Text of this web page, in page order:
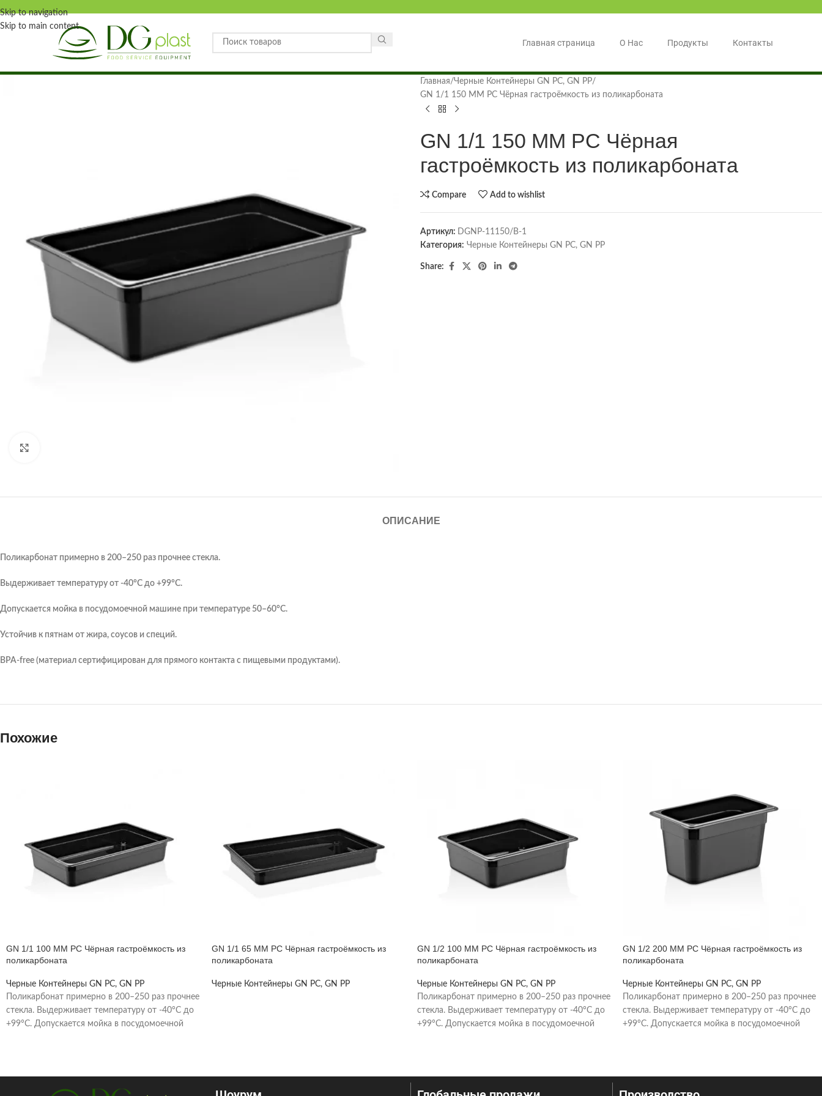
Skip to navigation
Skip to main content
Главная страница О Нас Продукты Контакты
Главная Черные Контейнеры GN PC, GN PP
GN 1/1 150 MM PC Чёрная гастроёмкость из поликарбоната
GN 1/1 150 MM PC Чёрная
гастроёмкость из поликарбоната
Compare Add to wishlist
Артикул: DGNP-11150/B-1
Категория: Черные Контейнеры GN PC, GN PP
Share:
ОПИСАНИЕ
Поликарбонат примерно в 200–250 раз прочнее стекла.
Выдерживает температуру от -40°C до +99°C.
Допускается мойка в посудомоечной машине при температуре 50–60°C.
Устойчив к пятнам от жира, соусов и специй.
BPA-free (материал сертифицирован для прямого контакта с пищевыми продуктами).
Похожие
GN 1/1 100 MM PC Чёрная гастроёмкость из
поликарбоната
Черные Контейнеры GN PC, GN PP
Поликарбонат примерно в 200–250 раз прочнее
стекла. Выдерживает температуру от -40°C до
+99°C. Допускается мойка в посудомоечной
GN 1/1 65 MM PC Чёрная гастроёмкость из
поликарбоната
Черные Контейнеры GN PC, GN PP
GN 1/2 100 MM PC Чёрная гастроёмкость из
поликарбоната
Черные Контейнеры GN PC, GN PP
Поликарбонат примерно в 200–250 раз прочнее
стекла. Выдерживает температуру от -40°C до
+99°C. Допускается мойка в посудомоечной
GN 1/2 200 MM PC Чёрная гастроёмкость из
поликарбоната
Черные Контейнеры GN PC, GN PP
Поликарбонат примерно в 200–250 раз прочнее
стекла. Выдерживает температуру от -40°C до
+99°C. Допускается мойка в посудомоечной